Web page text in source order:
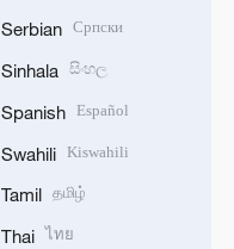
Serbian Српски
Sinhala සිංහල
Spanish Español
Swahili Kiswahili
Tamil தமிழ்
Thai ไทย